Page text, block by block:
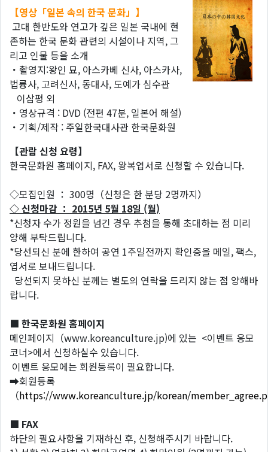
【영상「일본 속의 한국 문화」】
고대 한반도와 연고가 깊은 일본 국내에 현
존하는 한국 문화 관련의 시설이나 지역, 그
리고 인물 등을 소개
・촬영지:왕인 묘, 아스카베 신사, 아스카사,
법륭사, 고려신사, 동대사, 도예가 심수관
이삼평 외
・영상규격 : DVD (전편 47분, 일본어 해설)
・기획/제작 : 주일한국대사관 한국문화원
【관람 신청 요령】
한국문화원 홈페이지, FAX, 왕복엽서로 신청할 수 있습니다.
◇모집인원 ： 300명（신청은 한 분당 2명까지）
◇신청마감 ： 2015년 5월 18일 (월)
*신청자 수가 정원을 넘긴 경우 추첨을 통해 초대하는 점 미리
양해 부탁드립니다.
*당선되신 분에 한하여 공연 1주일전까지 확인증을 메일, 팩스,
엽서로 보내드립니다.
당선되지 못하신 분께는 별도의 연락을 드리지 않는 점 양해바
랍니다.
■ 한국문화원 홈페이지
메인페이지（www.koreanculture.jp)에 있는 <이벤트 응모
코너>에서 신청하실수 있습니다.
이벤트 응모에는 회원등록이 필요합니다.
➡회원등록
（https://www.koreanculture.jp/korean/
■ FAX
하단의 필요사항을 기재하신 후, 신청해주시기 바랍니다.